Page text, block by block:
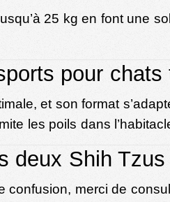
25 kg en font une
pour
et son format
les poils dans
deux Shih
merci de